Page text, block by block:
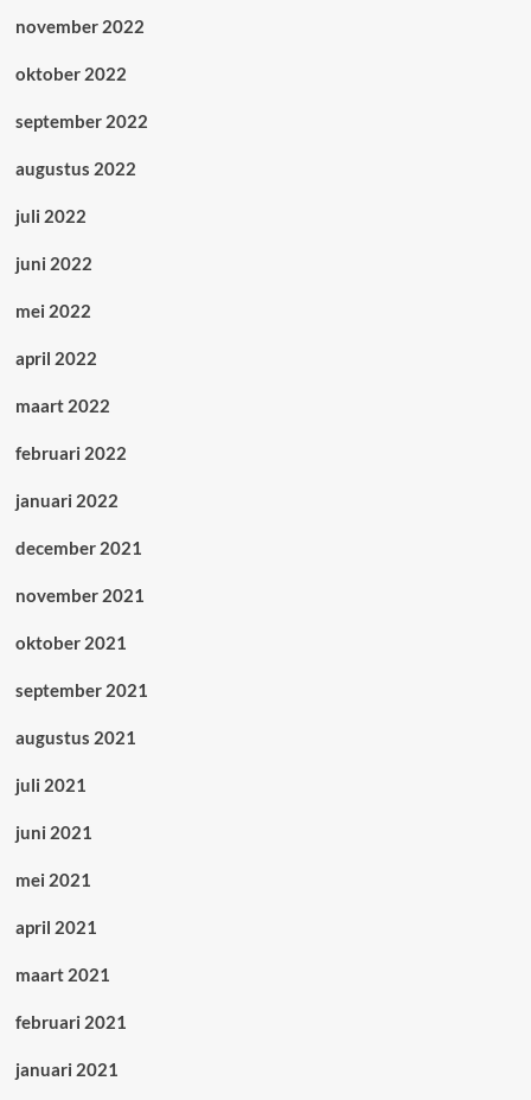
november 2022
oktober 2022
september 2022
augustus 2022
juli 2022
juni 2022
mei 2022
april 2022
maart 2022
februari 2022
januari 2022
december 2021
november 2021
oktober 2021
september 2021
augustus 2021
juli 2021
juni 2021
mei 2021
april 2021
maart 2021
februari 2021
januari 2021